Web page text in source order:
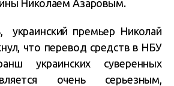
Николаем Азаровым.
украинский премьер Николай
что перевод средств в НБУ
украинских суверенных
очень серьезным,